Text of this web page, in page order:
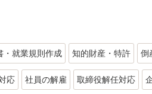
・就業規則作成 知的財産・特許 倒
応 社員の解雇 取締役解任対応